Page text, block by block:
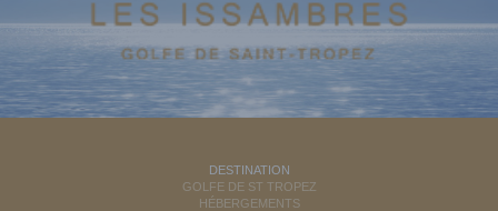
DESTINATION
GOLFE DE ST TROPEZ
HÉBERGEMENTS